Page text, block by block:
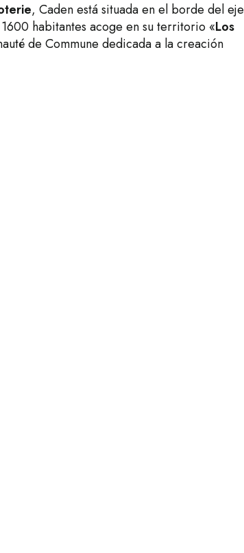
, Caden está situada en el borde del eje
habitantes acoge en su territorio «Los
de Commune dedicada a la creación